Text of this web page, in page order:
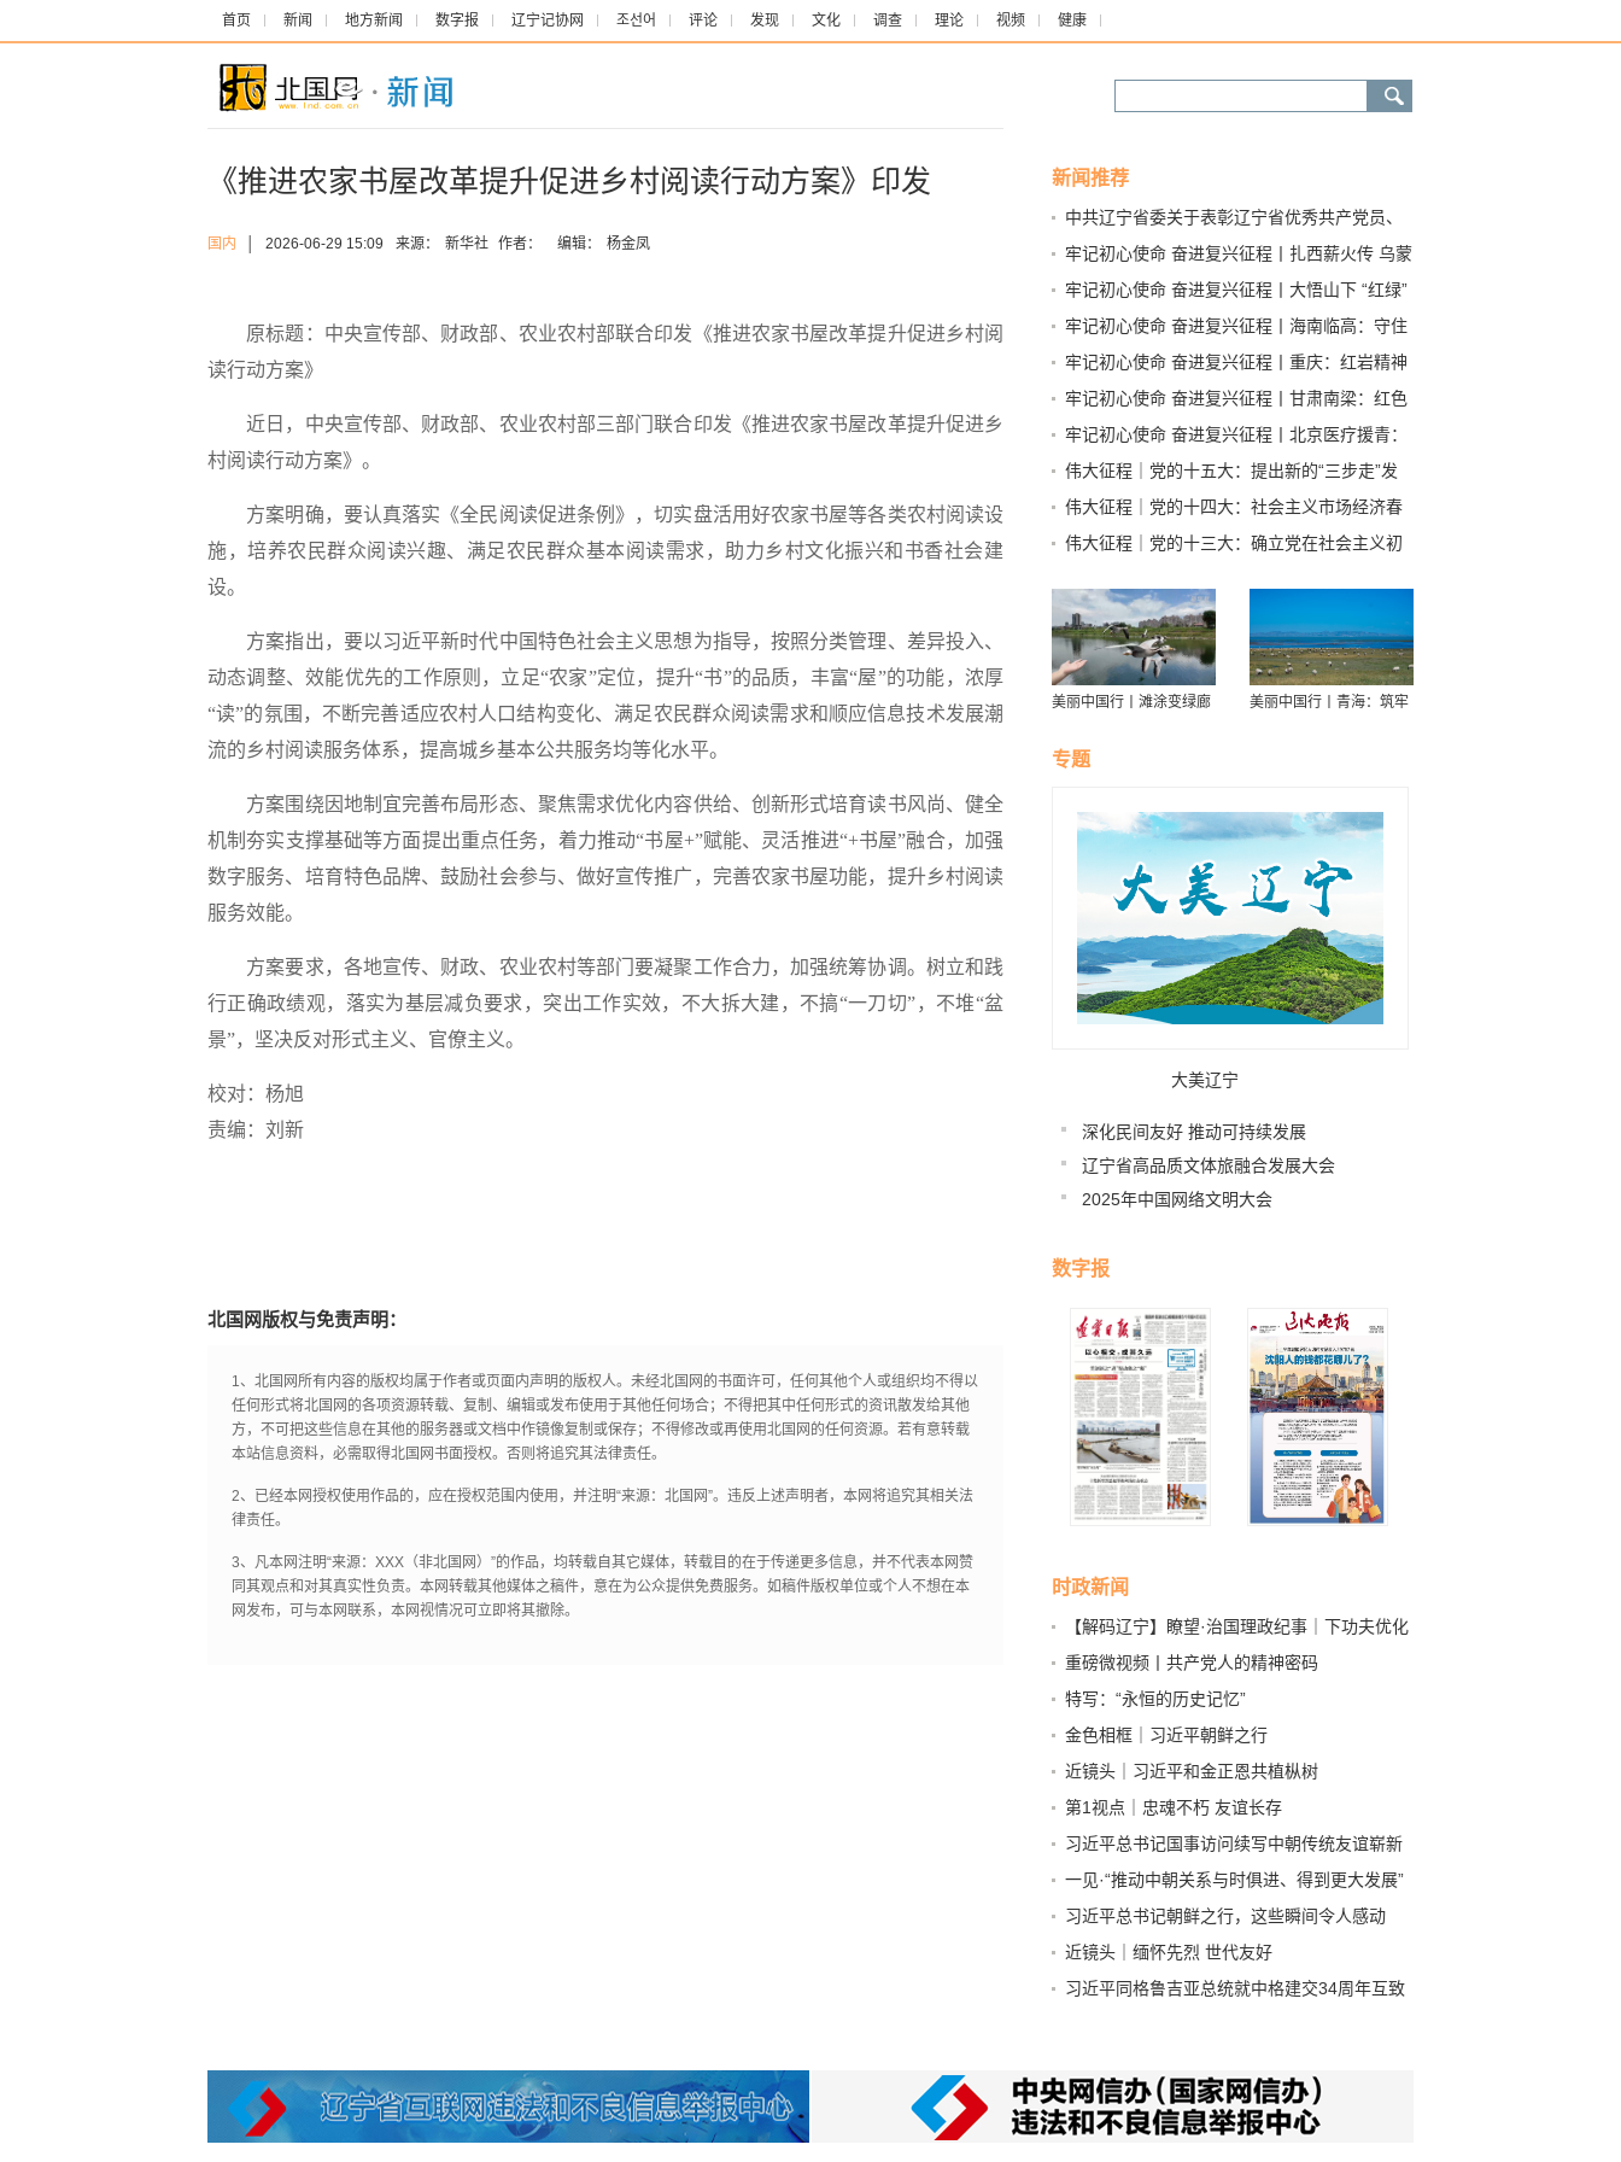
首页 新闻 地方新闻 数字报 辽宁记协网 조선어 评论 发现 文化 调查 理论 视频 健康
《推进农家书屋改革提升促进乡村阅读行动方案》印发
国内 2026-06-29 15:09 来源： 新华社 作者： 编辑： 杨金凤
原标题：中央宣传部、财政部、农业农村部联合印发《推进农家书屋改革提升促进乡村阅
读行动方案》
近日，中央宣传部、财政部、农业农村部三部门联合印发《推进农家书屋改革提升促进乡
村阅读行动方案》。
方案明确，要认真落实《全民阅读促进条例》，切实盘活用好农家书屋等各类农村阅读设
施，培养农民群众阅读兴趣、满足农民群众基本阅读需求，助力乡村文化振兴和书香社会建
设。
方案指出，要以习近平新时代中国特色社会主义思想为指导，按照分类管理、差异投入、
动态调整、效能优先的工作原则，立足“农家”定位，提升“书”的品质，丰富“屋”的功能，浓厚
“读”的氛围，不断完善适应农村人口结构变化、满足农民群众阅读需求和顺应信息技术发展潮
流的乡村阅读服务体系，提高城乡基本公共服务均等化水平。
方案围绕因地制宜完善布局形态、聚焦需求优化内容供给、创新形式培育读书风尚、健全
机制夯实支撑基础等方面提出重点任务，着力推动“书屋+”赋能、灵活推进“+书屋”融合，加强
数字服务、培育特色品牌、鼓励社会参与、做好宣传推广，完善农家书屋功能，提升乡村阅读
服务效能。
方案要求，各地宣传、财政、农业农村等部门要凝聚工作合力，加强统筹协调。树立和践
行正确政绩观，落实为基层减负要求，突出工作实效，不大拆大建，不搞“一刀切”，不堆“盆
景”，坚决反对形式主义、官僚主义。
校对：杨旭
责编：刘新
北国网版权与免责声明：
1、北国网所有内容的版权均属于作者或页面内声明的版权人。未经北国网的书面许可，任何其他个人或组织均不得以
任何形式将北国网的各项资源转载、复制、编辑或发布使用于其他任何场合；不得把其中任何形式的资讯散发给其他
方，不可把这些信息在其他的服务器或文档中作镜像复制或保存；不得修改或再使用北国网的任何资源。若有意转载
本站信息资料，必需取得北国网书面授权。否则将追究其法律责任。
2、已经本网授权使用作品的，应在授权范围内使用，并注明“来源：北国网”。违反上述声明者，本网将追究其相关法
律责任。
3、凡本网注明“来源：XXX（非北国网）”的作品，均转载自其它媒体，转载目的在于传递更多信息，并不代表本网赞
同其观点和对其真实性负责。本网转载其他媒体之稿件，意在为公众提供免费服务。如稿件版权单位或个人不想在本
网发布，可与本网联系，本网视情况可立即将其撤除。
新闻推荐
中共辽宁省委关于表彰辽宁省优秀共产党员、
优秀党务工作者和先进基层党组织的决定
牢记初心使命 奋进复兴征程丨扎西薪火传 乌蒙
万象新
牢记初心使命 奋进复兴征程丨大悟山下 “红绿”
生金
牢记初心使命 奋进复兴征程丨海南临高：守住
初心 让“抢滩登陆地”焕发光彩
牢记初心使命 奋进复兴征程丨重庆：红岩精神
照亮时代新征程
牢记初心使命 奋进复兴征程丨甘肃南梁：红色
文旅振兴革命老区
牢记初心使命 奋进复兴征程丨北京医疗援青：
跨越山河的生命守护
伟大征程｜党的十五大：提出新的“三步走”发
展战略
伟大征程｜党的十四大：社会主义市场经济春
雷激荡
伟大征程｜党的十三大：确立党在社会主义初
美丽中国行丨滩涂变绿廊
生态走廊
美丽中国行丨青海：筑牢
专题
大美辽宁
深化民间友好 推动可持续发展
辽宁省高品质文体旅融合发展大会
2025年中国网络文明大会
数字报
时政新闻
【解码辽宁】瞭望·治国理政纪事｜下功夫优化
营商环境
重磅微视频丨共产党人的精神密码
特写：“永恒的历史记忆”
金色相框｜习近平朝鲜之行
近镜头｜习近平和金正恩共植枞树
第1视点｜忠魂不朽 友谊长存
习近平总书记国事访问续写中朝传统友谊崭新
篇章
一见·“推动中朝关系与时俱进、得到更大发展”
习近平总书记朝鲜之行，这些瞬间令人感动
近镜头｜缅怀先烈 世代友好
习近平同格鲁吉亚总统就中格建交34周年互致